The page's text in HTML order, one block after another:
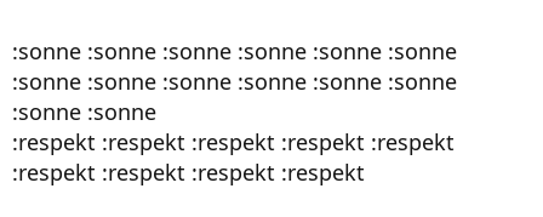
:sonne :sonne :sonne :sonne :sonne :sonne
:sonne :sonne :sonne :sonne :sonne :sonne
:sonne :sonne
:respekt :respekt :respekt :respekt :respekt
:respekt :respekt :respekt :respekt